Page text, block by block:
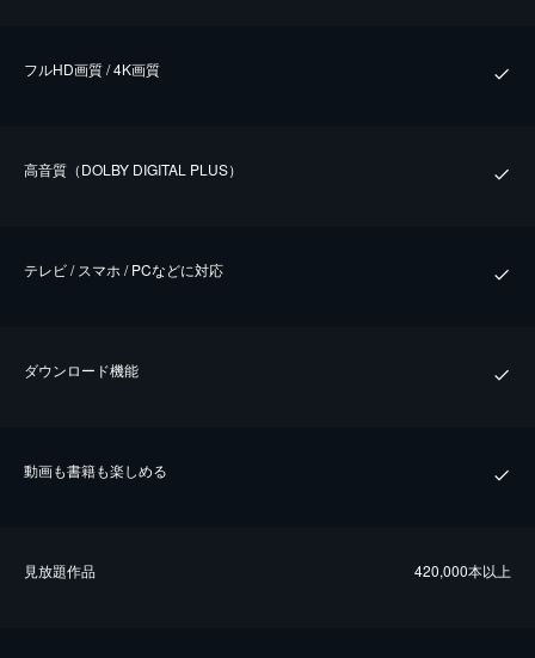
フルHD画質 / 4K画質
⾼⾳質（DOLBY DIGITAL PLUS）
テレビ / スマホ / PCなどに対応
ダウンロード機能
動画も書籍も楽しめる
⾒放題作品 420,000本以上